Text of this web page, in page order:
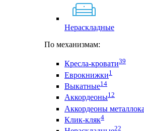
Нераскладные
По механизмам:
Кресла-кровати39
Еврокнижки1
Выкатные14
Аккордеоны12
Аккордеоны
Клик-кляк4
22